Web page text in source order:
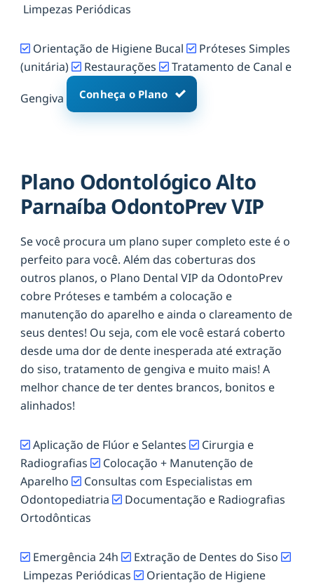
Limpezas Periódicas
Orientação de Higiene Bucal
Próteses Simples
(unitária)
Restaurações Tratamento de Canal e
Gengiva Conheça o Plano
Plano Odontológico Alto
Parnaíba OdontoPrev VIP
Se você procura um plano super completo este é o
perfeito para você. Além das coberturas dos
outros planos, o Plano Dental VIP da OdontoPrev
cobre Próteses e também a colocação e
manutenção do aparelho e ainda o clareamento de
seus dentes! Ou seja, com ele você estará coberto
desde uma dor de dente inesperada até extração
do siso, tratamento de gengiva e muito mais! A
melhor chance de ter dentes brancos, bonitos e
alinhados!
Aplicação de Flúor e Selantes
Cirurgia e
Radiografias
Colocação + Manutenção de
Aparelho
Consultas com Especialistas em
Odontopediatria
Documentação e Radiografias
Ortodônticas
Emergência 24h
Extração de Dentes do Siso
Limpezas Periódicas
Orientação de Higiene